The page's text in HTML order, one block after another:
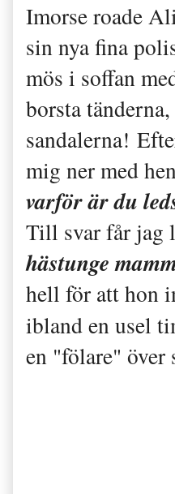
Imorse roade
sin nya fina
mös i soffan
borsta
sandalerna!
mig ner med
varför är du
Till svar får jag
hästunge
hell för att hon
ibland en usel
en "fölare" över